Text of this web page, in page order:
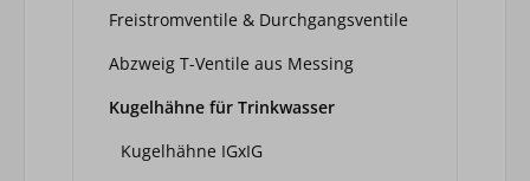
Freistromventile & Durchgangsventile
Abzweig T-Ventile aus Messing
Kugelhähne für Trinkwasser
Kugelhähne IGxIG